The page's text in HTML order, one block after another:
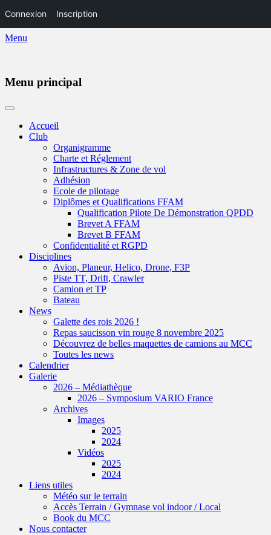
Connexion Inscription
Menu
Menu principal
Aller
contenuAccueil
Club
Organigramme
Charte et Réglement
Infrastructures & Zone de vol
Adhésion
Ecole de pilotage
Diplômes et Qualifications FFAM
Qualification Pilote De Démonstration QPDD
Brevet A FFAM
Brevet B FFAM
Confidentialité et RGPD
Disciplines
Avion, Planeur, Helico, Drone, F3P
Piste TT, Drift, Crawler
Camion et TP
Bateau
News
Galette des rois 2026 !
Repas saucisson vin rouge 8 novembre 2025
Découvrez de belles maquettes de camions au MCC
Toutes les news
Calendrier
Galerie
2026 – Médiathèque
2026 – Symposium VARIO France
Archives
Images
2025
2024
Vidéos
2025
2024
Liens utiles
Météo sur le terrain
Accès Terrain / Gymnase vol indoor / Local
Book du MCC
Nous contacter